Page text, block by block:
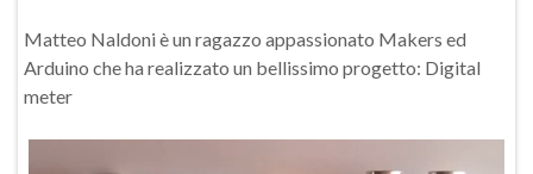
Matteo Naldoni è un ragazzo appassionato Makers ed
Arduino che ha realizzato un bellissimo progetto: Digital
meter